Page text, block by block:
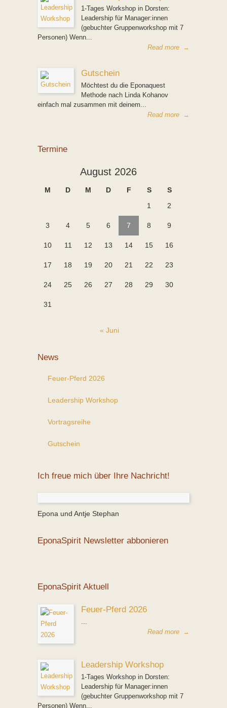
1-Tages Workshop in Dorsten:
Leadership für Manager:innen
(gebuchter Gruppenworkshop mit 7
Personen) Wenn...
Read more →
Gutschein
Möchtest du die Eponaquest
Methode nach Linda Kohanov
einfach mal zusammen mit deinem...
Read more →
Termine
August 2026
M D M D F S
S
1
2
3 4 5 6 7 8 9
10 11 12 13 14 15 16
17 18 19 20 21 22 23
24 25 26 27 28 29 30
31
« Juni
News
Feuer-Pferd 2026
Leadership Workshop
Vortragsreihe
Gutschein
Ich freue mich über Ihre Nachricht!
Epona und Antje Stephan
EponaSpirit Newsletter abbonieren
EponaSpirit Aktuell
Feuer-Pferd 2026
...
Read more →
Leadership Workshop
1-Tages Workshop in Dorsten:
Leadership für Manager:innen
(gebuchter Gruppenworkshop mit 7
Personen) Wenn...